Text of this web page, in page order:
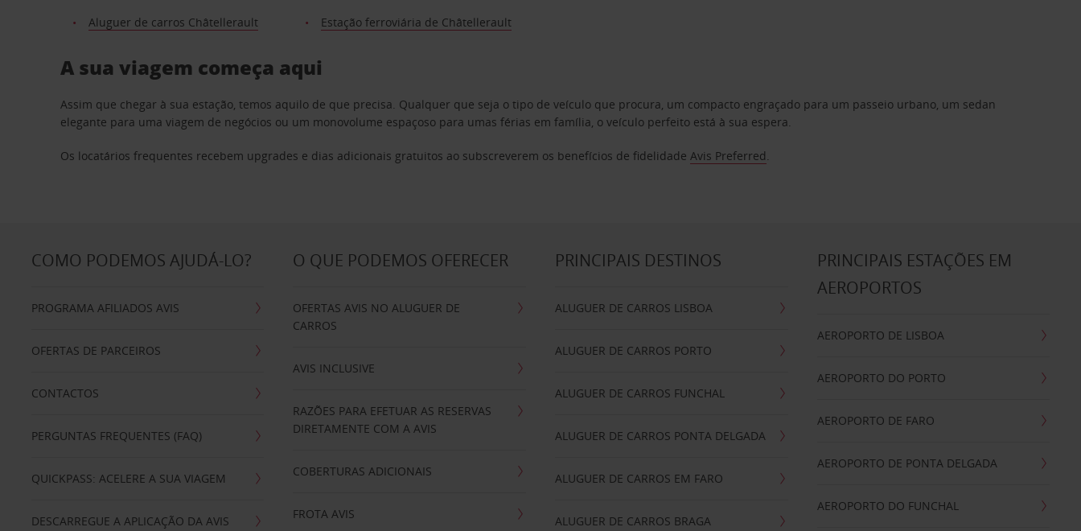
Aluguer de carros Châtellerault Estação ferroviária de Châtellerault
A sua viagem começa aqui
Assim que chegar à sua estação, temos aquilo de que precisa. Qualquer que seja o tipo de veículo que procura, um compacto engraçado para um passeio urbano, um sedan
elegante para uma viagem de negócios ou um monovolume espaçoso para umas férias em família, o veículo perfeito está à sua espera.
Os locatários frequentes recebem upgrades e dias adicionais gratuitos ao subscreverem os benefícios de fidelidadeAvis Preferred.
COMO PODEMOS AJUDÁ-LO?
PROGRAMA AFILIADOS AVIS
OFERTAS DE PARCEIROS
CONTACTOS
PERGUNTAS FREQUENTES (FAQ)
QUICKPASS: ACELERE A SUA VIAGEM
DESCARREGUE A APLICAÇÃO DA AVIS
O QUE PODEMOS OFERECER
OFERTAS AVIS NO ALUGUER DE
CARROS
AVIS INCLUSIVE
RAZÕES PARA EFETUAR AS RESERVAS
DIRETAMENTE COM A AVIS
COBERTURAS ADICIONAIS
FROTA AVIS
PRINCIPAIS DESTINOS
ALUGUER DE CARROS LISBOA
ALUGUER DE CARROS PORTO
ALUGUER DE CARROS FUNCHAL
ALUGUER DE CARROS PONTA DELGADA
ALUGUER DE CARROS EM FARO
ALUGUER DE CARROS BRAGA
PRINCIPAIS ESTAÇÕES EM
AEROPORTOS
AEROPORTO DE LISBOA
AEROPORTO DO PORTO
AEROPORTO DE FARO
AEROPORTO DE PONTA DELGADA
AEROPORTO DO FUNCHAL